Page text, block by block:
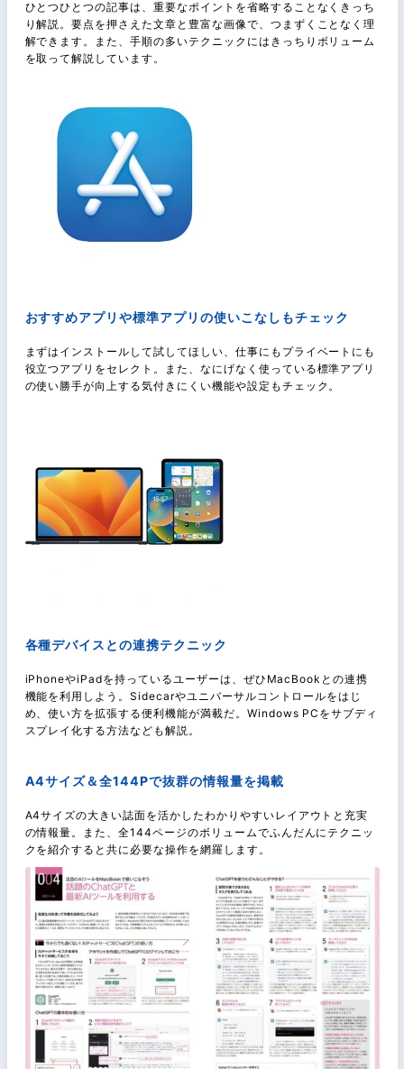
ひとつひとつの記事は、重要なポイントを省略することなくきっち
り解説。要点を押さえた文章と豊富な画像で、つまずくことなく理
解できます。また、手順の多いテクニックにはきっちりボリューム
を取って解説しています。
おすすめアプリや標準アプリの使いこなしもチェック
まずはインストールして試してほしい、仕事にもプライベートにも
役立つアプリをセレクト。また、なにげなく使っている標準アプリ
の使い勝手が向上する気付きにくい機能や設定もチェック。
各種デバイスとの連携テクニック
iPhoneやiPadを持っているユーザーは、ぜひMacBookとの連携
機能を利用しよう。Sidecarやユニバーサルコントロールをはじ
め、使い方を拡張する便利機能が満載だ。Windows PCをサブディ
スプレイ化する方法なども解説。
A4サイズ＆全144Pで抜群の情報量を掲載
A4サイズの大きい誌面を活かしたわかりやすいレイアウトと充実
の情報量。また、全144ページのボリュームでふんだんにテクニッ
クを紹介すると共に必要な操作を網羅します。